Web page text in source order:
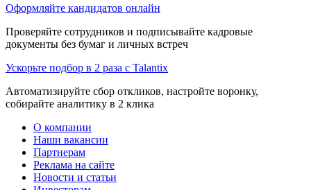
Оформляйте кандидатов онлайн
Проверяйте сотрудников и подписывайте кадровые
документы без бумаг и личных встреч
Ускорьте подбор в 2 раза с Talantix
Автоматизируйте сбор откликов, настройте воронку,
собирайте аналитику в 2 клика
О компании
Наши вакансии
Партнерам
Реклама на сайте
Новости и статьи